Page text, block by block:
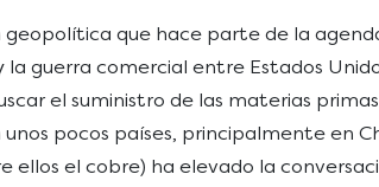
que hace parte de la
guerra comercial entre Estados
el suministro de las materias
pocos países, principalmente en
el cobre) ha elevado la